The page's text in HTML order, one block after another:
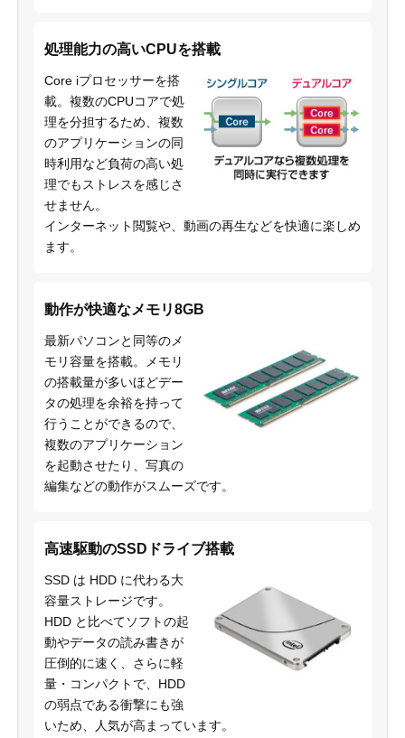
処理能力の高いCPUを搭載
Core iプロセッサーを搭
載。複数のCPUコアで処
理を分担するため、複数
のアプリケーションの同
時利用など負荷の高い処
理でもストレスを感じさ
せません。
インターネット閲覧や、動画の再生などを快適に楽しめ
ます。
動作が快適なメモリ8GB
最新パソコンと同等のメ
モリ容量を搭載。メモリ
の搭載量が多いほどデー
タの処理を余裕を持って
行うことができるので、
複数のアプリケーション
を起動させたり、写真の
編集などの動作がスムーズです。
高速駆動のSSDドライブ搭載
SSD は HDD に代わる大
容量ストレージです。
HDD と比べてソフトの起
動やデータの読み書きが
圧倒的に速く、さらに軽
量・コンパクトで、HDD
の弱点である衝撃にも強
いため、人気が高まっています。